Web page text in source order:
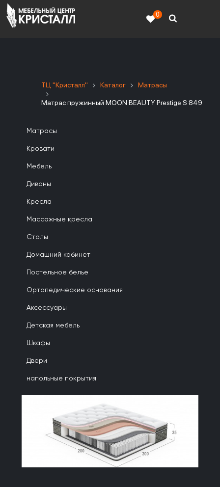
0
ТЦ "Кристалл" Каталог Матрасы
Матрас пружинный MOON BEAUTY Prestige S 849
Матрасы
Кровати
Мебель
Диваны
Кресла
Массажные кресла
Столы
Домашний кабинет
Постельное белье
Ортопедические основания
Аксессуары
Детская мебель
Шкафы
Двери
напольные покрытия